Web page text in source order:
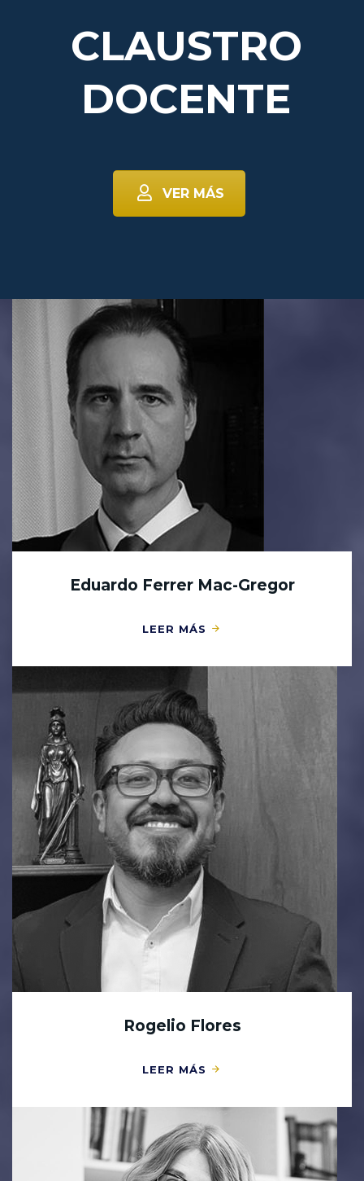
CLAUSTRO
DOCENTE
VER MÁS
Eduardo Ferrer Mac-Gregor
LEER MÁS
Rogelio Flores
LEER MÁS